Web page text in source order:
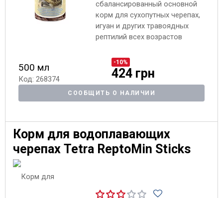
сбалансированный основной
корм для сухопутных черепах,
игуан и других травоядных
рептилий всех возрастов
500 мл
Код: 268374
-10%
424 грн
СООБЩИТЬ О НАЛИЧИИ
Корм для водоплавающих
черепах Tetra ReptoMin Sticks